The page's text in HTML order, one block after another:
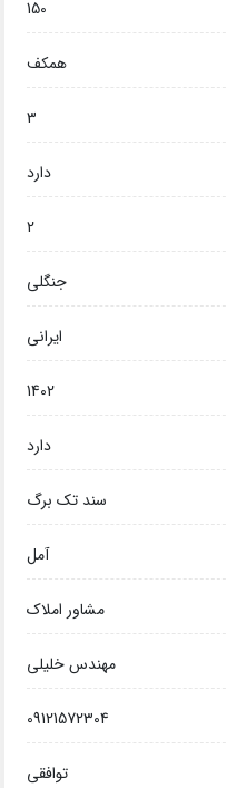
150
همکف
3
دارد
2
جنگلی
ایرانی
1402
دارد
سند تک برگ
آمل
مشاور املاک
مهندس خلیلی
09121572304
توافقی